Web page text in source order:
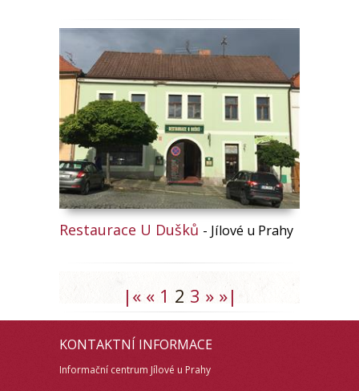
Restaurace U Dušků - Jílové u Prahy
|« « 1 2 3 » »|
KONTAKTNÍ INFORMACE
Informační centrum Jílové u Prahy